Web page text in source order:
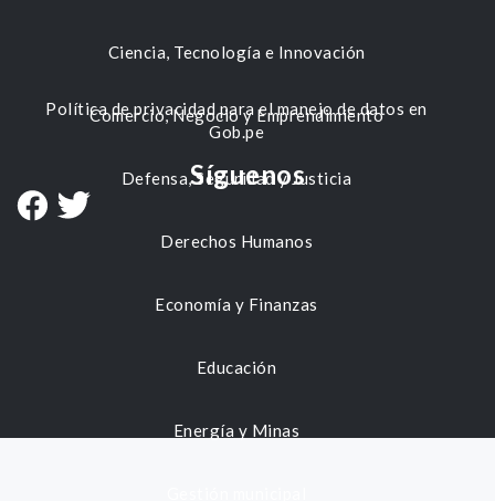
Ciencia, Tecnología e Innovación
Comercio, Negocio y Emprendimiento
Defensa, Seguridad y Justicia
Derechos Humanos
Economía y Finanzas
Educación
Energía y Minas
Política de privacidad para el manejo de datos en
Gob.pe
Síguenos